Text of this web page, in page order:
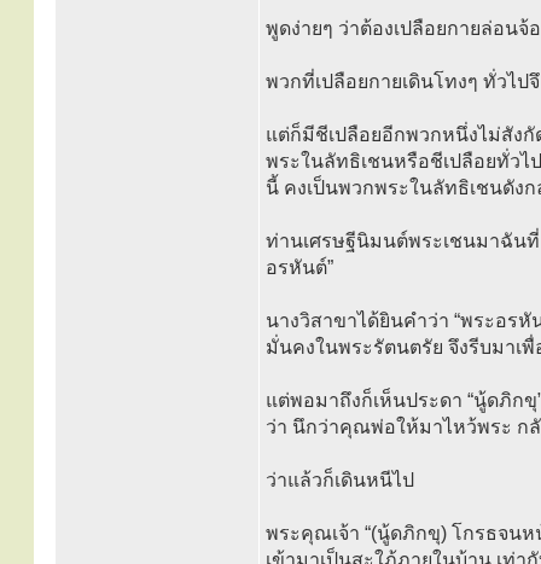
พูดง่ายๆ ว่าต้องเปลือยกายล่อนจ้
พวกที่เปลือยกายเดินโทงๆ ทั่วไป
แต่ก็มีชีเปลือยอีกพวกหนึ่งไม่สังกั
พระในลัทธิเชนหรือชีเปลือยทั่ว
นี้ คงเป็นพวกพระในลัทธิเชนดัง
ท่านเศรษฐีนิมนต์พระเชนมาฉัน
อรหันต์”
นางวิสาขาได้ยินคำว่า “พระอรหั
มั่นคงในพระรัตนตรัย จึงรีบมาเ
แต่พอมาถึงก็เห็นประดา “นู้ดภิก
ว่า นึกว่าคุณพ่อให้มาไหว้พระ ก
ว่าแล้วก็เดินหนีไป
พระคุณเจ้า “(นู้ดภิกขุ) โกรธจน
เข้ามาเป็นสะใภ้ภายในบ้าน เท่า